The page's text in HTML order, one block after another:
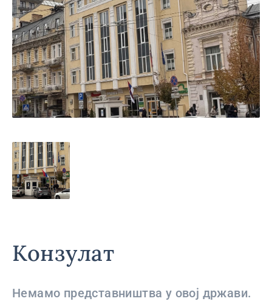
Конзулат
Немамо представништва у овој држави.